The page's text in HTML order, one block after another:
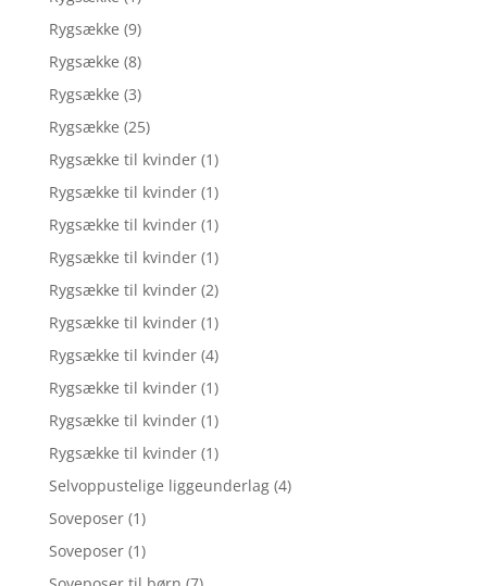
Rygsække (9)
Rygsække (8)
Rygsække (3)
Rygsække (25)
Rygsække til kvinder (1)
Rygsække til kvinder (1)
Rygsække til kvinder (1)
Rygsække til kvinder (1)
Rygsække til kvinder (2)
Rygsække til kvinder (1)
Rygsække til kvinder (4)
Rygsække til kvinder (1)
Rygsække til kvinder (1)
Rygsække til kvinder (1)
Selvoppustelige liggeunderlag (4)
Soveposer (1)
Soveposer (1)